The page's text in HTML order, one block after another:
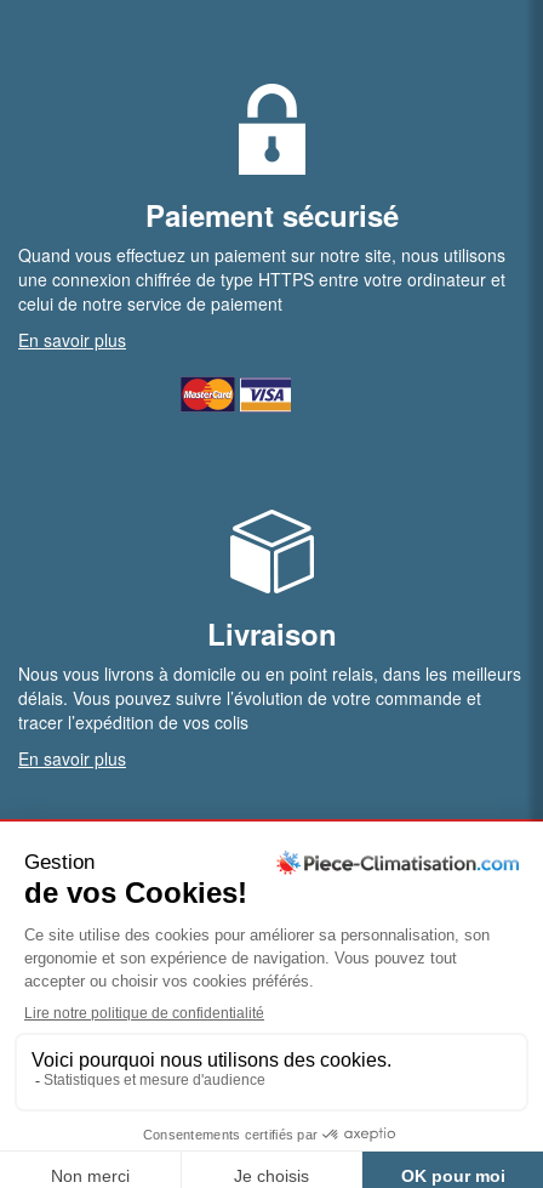
Paiement sécurisé
Quand vous effectuez un paiement sur notre site, nous utilisons
une connexion chiffrée de type HTTPS entre votre ordinateur et
celui de notre service de paiement
En savoir plus
Livraison
Nous vous livrons à domicile ou en point relais, dans les meilleurs
délais. Vous pouvez suivre l’évolution de votre commande et
tracer l’expédition de vos colis
En savoir plus
Vous êtes professionnel ?
Bénéficiez de conditions particulières en ouvrant un compte
pro
Mentions légales|Conditions
générales de vente| Politique de confidentialité